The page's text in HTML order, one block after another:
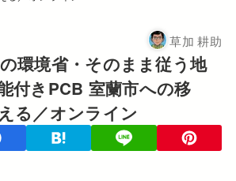
草加 耕助
環境省・そのまま従う地
付きPCB 室蘭市への移
る／オンライン